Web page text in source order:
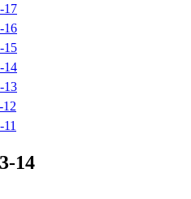
17
16
15
14
13
12
14